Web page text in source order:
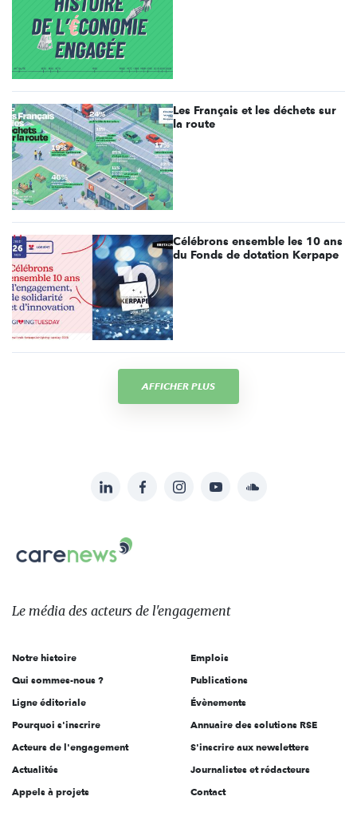
Les Français et les déchets sur
la route
Célébrons ensemble les 10 ans
du Fonds de dotation Kerpape
AFFICHER PLUS
sur:
LinkedInFacebookInstagramYouTubeSoundcloud
Carenews,
Le
des
l'engagement
Le média des acteurs de l'engagement
Notre histoire
Qui sommes-nous ?
Ligne éditoriale
Pourquoi s'inscrire
Acteurs de l'engagement
Actualités
Appels à projets
Emplois
Publications
Évènements
Annuaire des solutions RSE
S'inscrire aux newsletters
Journalistes et rédacteurs
Contact